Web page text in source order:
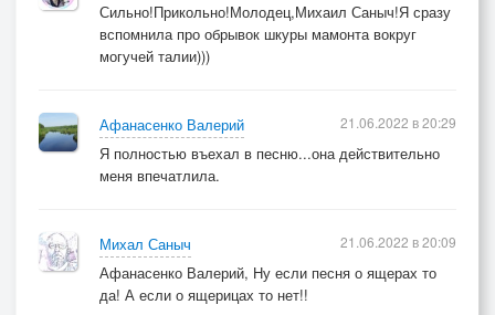
Сильно!Прикольно!Молодец,Михаил Саныч!Я сразу
вспомнила про обрывок шкуры мамонта вокруг
могучей талии)))
Афанасенко Валерий
Я полностью въехал в песню...она действительно
меня впечатлила.
21.06.2022 в 20:29
Михал Саныч
Афанасенко Валерий, Ну если песня о ящерах то
да! А если о ящерицах то нет!!
21.06.2022 в 20:09